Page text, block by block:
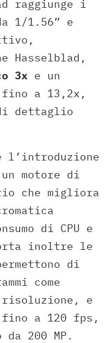
raggiunge i
1/1.56” e
Hasselblad,
3x e un
fino a 13,2x,
dettaglio
l’introduzione
motore di
che migliora
di CPU e
inoltre le
di
come
e
fino a 120 fps,
200 MP.